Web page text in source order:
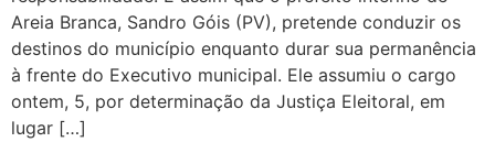
Areia Branca, Sandro Góis (PV), pretende conduzir os
destinos do município enquanto durar sua permanência
à frente do Executivo municipal. Ele assumiu o cargo
ontem, 5, por determinação da Justiça Eleitoral, em
lugar […]